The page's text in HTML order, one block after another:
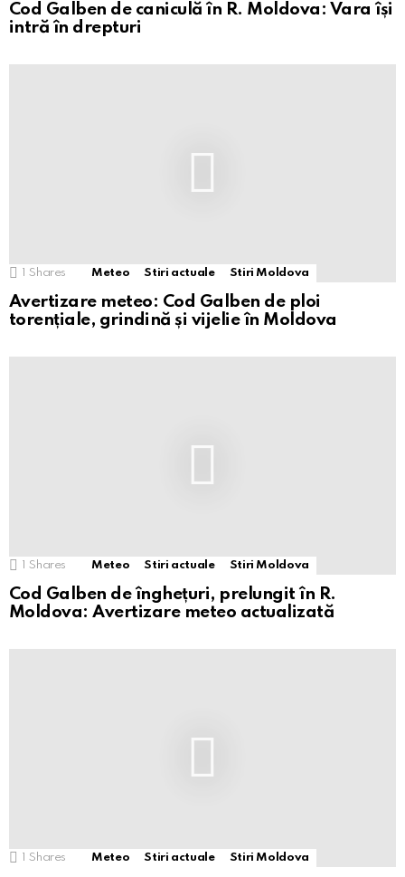
Cod Galben de caniculă în R. Moldova: Vara își
intră în drepturi
Shares Meteo Stiri actuale Stiri Moldova
Avertizare meteo: Cod Galben de ploi
torențiale, grindină și vijelie în Moldova
Shares Meteo Stiri actuale Stiri Moldova
Cod Galben de înghețuri, prelungit în R.
Moldova: Avertizare meteo actualizată
Shares Meteo Stiri actuale Stiri Moldova